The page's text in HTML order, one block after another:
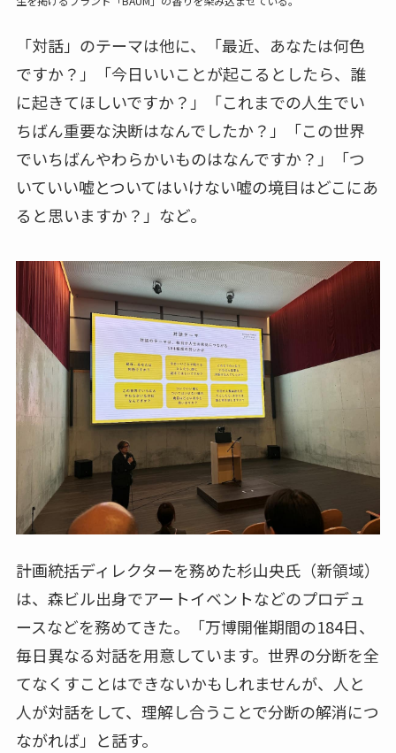
「対話」のテーマは他に、「最近、あなたは何色
ですか？」「今日いいことが起こるとしたら、誰
に起きてほしいですか？」「これまでの人生でい
ちばん重要な決断はなんでしたか？」「この世界
でいちばんやわらかいものはなんですか？」「つ
いていい嘘とついてはいけない嘘の境目はどこにあ
ると思いますか？」など。
計画統括ディレクターを務めた杉山央氏（新領域）
は、森ビル出身でアートイベントなどのプロデュ
ースなどを務めてきた。「万博開催期間の184日、
毎日異なる対話を用意しています。世界の分断を全
てなくすことはできないかもしれませんが、人と
人が対話をして、理解し合うことで分断の解消につ
ながれば」と話す。